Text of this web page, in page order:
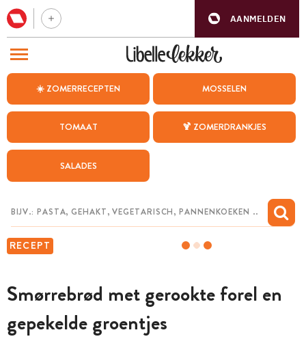
AANMELDEN
☀️ ZOMERRECEPTEN MOSSELEN
TOMAAT 🍹 ZOMERDRANKJES
SALADES
RECEPT
Smørrebrød met gerookte forel en
gepekelde groentjes
BEZOEK ONZE ANDERE WEBSITES
WEEKMENU
CHAT MET MAIA
MIJN BEWAARDE RECEPTEN